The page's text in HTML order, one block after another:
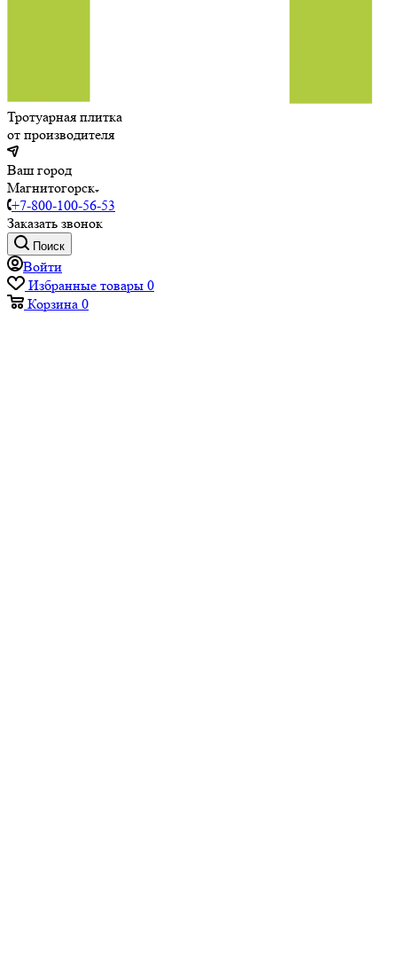
Тротуарная плитка
от производителя
Ваш город
Магнитогорск
+7-800-100-56-53
Заказать звонок
Поиск
Войти
Избранные товары 0
Корзина 0